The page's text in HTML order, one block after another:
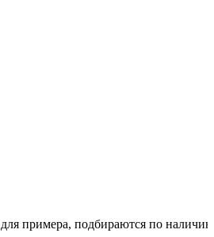
примера, подбираются по